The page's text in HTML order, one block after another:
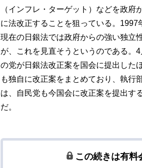
（インフレ・ターゲット）などを政府
に法改正することを狙っている。1997
現在の日銀法では政府からの強い独立
が、これを見直そうというのである。
の党が日銀法改正案を国会に提出した
も独自に改正案をまとめており、執行
は、自民党も今国会に改正案を提出す
だ。
この続きは有料